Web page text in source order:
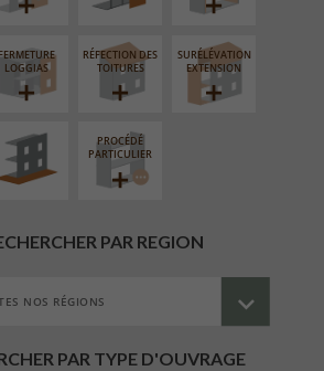
FERMETURE
LOGGIAS
RÉFECTION DES
TOITURES
SURÉLÉVATION
EXTENSION
EXTÉRIEUR
PROCÉDÉ
PARTICULIER
PAR REGION
PAR TYPE D'OUVRAGE